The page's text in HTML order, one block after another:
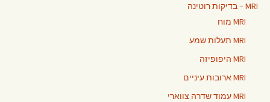
MRI – בדיקות רוטינה
MRI מוח
MRI תעלות שמע
MRI היפופיזה
MRI ארובות עיניים
MRI עמוד שדרה צווארי